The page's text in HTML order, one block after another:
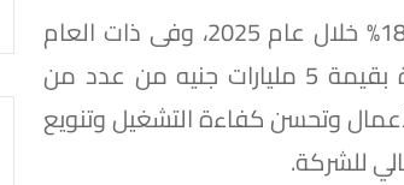
كما حققت الشركة نمواً استثنائياً في صافي الأرباح بنسبة 184% خلال عام 2025، وفى ذات العام
نجحت في الحصول على موافقات وتسهيلات ائتمانية جديدة بقيمة 5 مليارات جنيه من عدد من
وتحسن كفاءة التشغيل وتنويع
للشركة.